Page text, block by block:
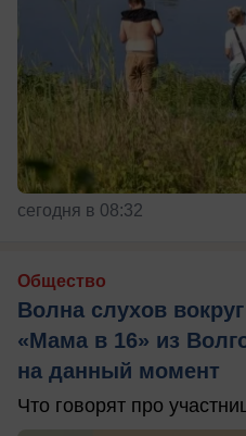
сегодня в 08:32
Общество
Волна слухов
«Мама в 16» из
на данный момент
Что говорят про